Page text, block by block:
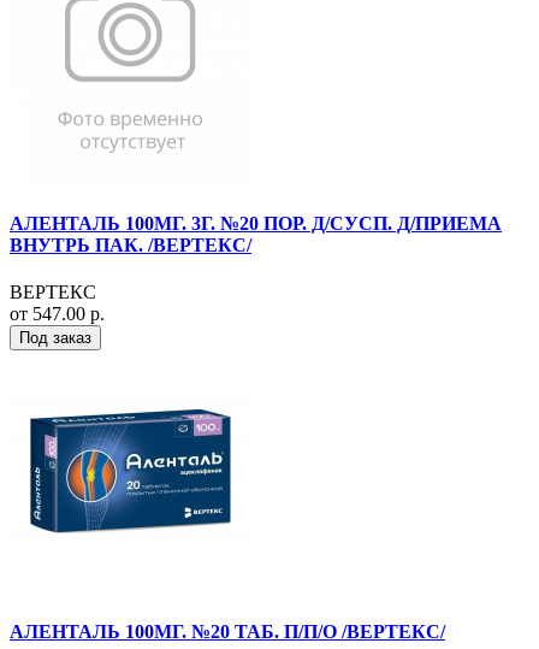
АЛЕНТАЛЬ 100МГ. 3Г. №20 ПОР. Д/СУСП. Д/ПРИЕМА
ВНУТРЬ ПАК. /ВЕРТЕКС/
ВЕРТЕКС
от 547.00 р.
Под заказ
АЛЕНТАЛЬ 100МГ. №20 ТАБ. П/П/О /ВЕРТЕКС/